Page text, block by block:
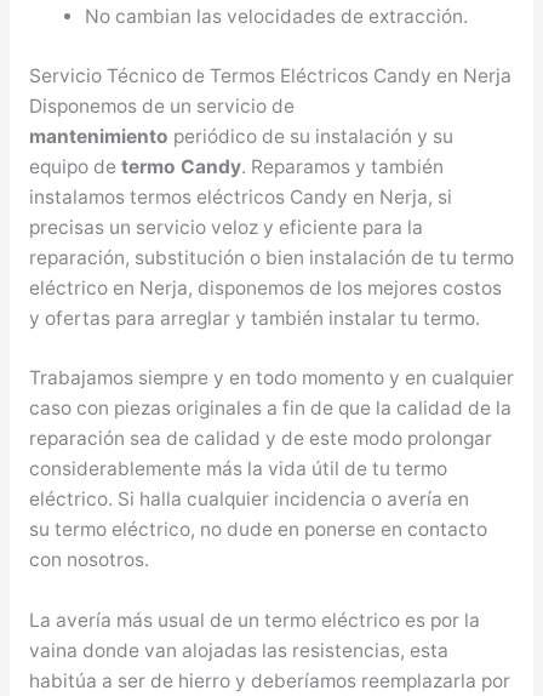
No cambian las velocidades de extracción.
Servicio Técnico de Termos Eléctricos Candy en Nerja
Disponemos de un servicio de
mantenimiento periódico de su instalación y su
equipo de termo Candy. Reparamos y también
instalamos termos eléctricos Candy en Nerja, si
precisas un servicio veloz y eficiente para la
reparación, substitución o bien instalación de tu termo
eléctrico en Nerja, disponemos de los mejores costos
y ofertas para arreglar y también instalar tu termo.
Trabajamos siempre y en todo momento y en cualquier
caso con piezas originales a fin de que la calidad de la
reparación sea de calidad y de este modo prolongar
considerablemente más la vida útil de tu termo
eléctrico. Si halla cualquier incidencia o avería en
su termo eléctrico, no dude en ponerse en contacto
con nosotros.
La avería más usual de un termo eléctrico es por la
vaina donde van alojadas las resistencias, esta
habitúa a ser de hierro y deberíamos reemplazarla por